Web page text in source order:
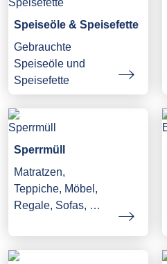
Speiseöle & Speisefette
Gebrauchte
Speiseöle und
Speisefette
Sperrmüll
Matratzen,
Teppiche, Möbel,
Regale, Sofas, …